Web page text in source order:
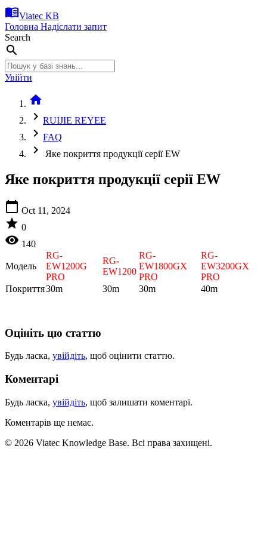
menu_bookViatec KB
Головна Надіслати запит
Search
search
Увійти
home
chevron_right RUIJIE REYEE
chevron_right FAQ
chevron_right Яке покриття продукції серії EW
Яке покриття продукції серії EW
calendar_today Oct 11, 2024
star 0
visibility 140
Модель
RG-
EW1200G
PRO
RG-
EW1200
RG-
EW1800GX
PRO
RG-
EW3200GX
PRO
Покриття30m 30m 30m 40m
Оцініть цю статтю
Будь ласка, увійдіть, щоб оцінити статтю.
Коментарі
Будь ласка, увійдіть, щоб залишати коментарі.
Коментарів ще немає.
© 2026 Viatec Knowledge Base. Всі права захищені.